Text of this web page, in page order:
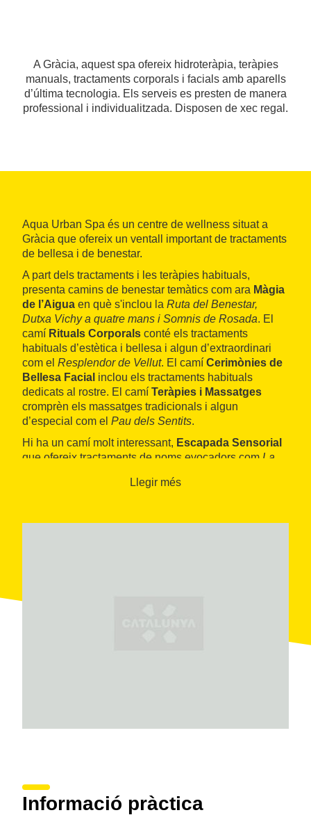
A Gràcia, aquest spa ofereix hidroteràpia, teràpies
manuals, tractaments corporals i facials amb aparells
d’última tecnologia. Els serveis es presten de manera
professional i individualitzada. Disposen de xec regal.
Aqua Urban Spa és un centre de wellness situat a
Gràcia que ofereix un ventall important de tractaments
de bellesa i de benestar.
A part dels tractaments i les teràpies habituals,
presenta camins de benestar temàtics com ara Màgia
de l’Aigua en què s'inclou la Ruta del Benestar,
Dutxa Vichy a quatre mans i Somnis de Rosada. El
camí Rituals Corporals conté els tractaments
habituals d’estètica i bellesa i algun d’extraordinari
com el Resplendor de Vellut. El camí Cerimònies de
Bellesa Facial inclou els tractaments habituals
dedicats al rostre. El camí Teràpies i Massatges
cromprèn els massatges tradicionals i algun
d’especial com el Pau dels Sentits.
Hi ha un camí molt interessant, Escapada Sensorial
que ofereix tractaments de noms evocadors com La
Ruta Evasió de Gerd
Llegir més
Informació pràctica